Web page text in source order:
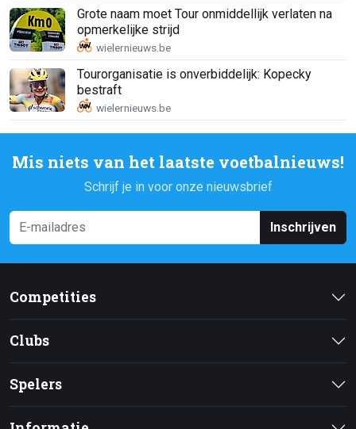
Grote naam moet Tour onmiddellijk verlaten na
opmerkelijke strijd
Tourorganisatie is onverbiddelijk: Kopecky
bestraft
Mis niets van het laatste voetbalnieuws!
Schrijf je in voor onze nieuwsbrief
Inschrijven
Competities
Clubs
Spelers